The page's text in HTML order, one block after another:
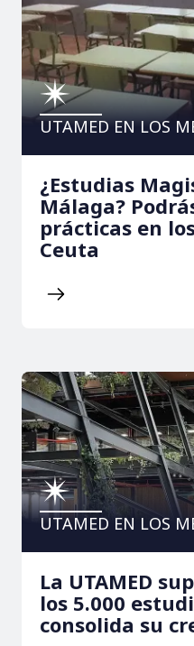
UTAMED EN LOS
¿Estudias
Málaga?
prácticas en
Ceuta
UTAMED EN LOS
La UTAMED
los 5.000
consolida su